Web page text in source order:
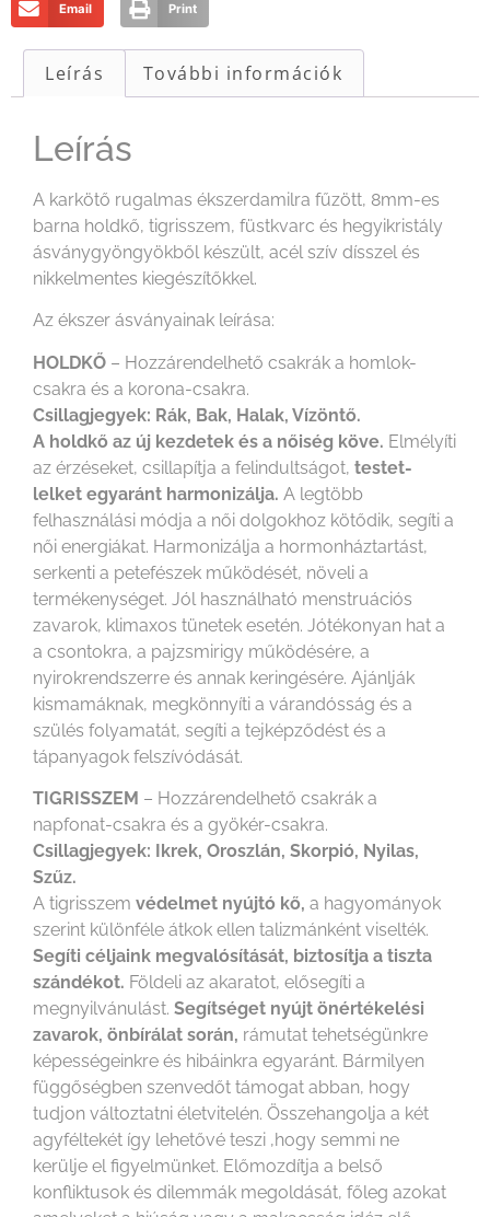
Email Print
Leírás További információk
Leírás
A karkötő rugalmas ékszerdamilra fűzött, 8mm-es
barna holdkő, tigrisszem, füstkvarc és hegyikristály
ásványgyöngyökből készült, acél szív dísszel és
nikkelmentes kiegészítőkkel.
Az ékszer ásványainak leírása:
HOLDKŐ – Hozzárendelhető csakrák a homlok-
csakra és a korona-csakra.
Csillagjegyek: Rák, Bak, Halak, Vízöntő.
A holdkő az új kezdetek és a nőiség köve. Elmélyíti
az érzéseket, csillapítja a felindultságot, testet-
lelket egyaránt harmonizálja. A legtöbb
felhasználási módja a női dolgokhoz kötődik, segíti a
női energiákat. Harmonizálja a hormonháztartást,
serkenti a petefészek működését, növeli a
termékenységet. Jól használható menstruációs
zavarok, klimaxos tünetek esetén. Jótékonyan hat a
a csontokra, a pajzsmirigy működésére, a
nyirokrendszerre és annak keringésére. Ajánlják
kismamáknak, megkönnyíti a várandósság és a
szülés folyamatát, segíti a tejképződést és a
tápanyagok felszívódását.
TIGRISSZEM – Hozzárendelhető csakrák a
napfonat-csakra és a gyökér-csakra.
Csillagjegyek: Ikrek, Oroszlán, Skorpió, Nyilas,
Szűz.
A tigrisszem védelmet nyújtó kő, a hagyományok
szerint különféle átkok ellen talizmánként viselték.
Segíti céljaink megvalósítását, biztosítja a tiszta
szándékot. Földeli az akaratot, elősegíti a
megnyilvánulást. Segítséget nyújt önértékelési
zavarok, önbírálat során, rámutat tehetségünkre
képességeinkre és hibáinkra egyaránt. Bármilyen
függőségben szenvedőt támogat abban, hogy
tudjon változtatni életvitelén. Összehangolja a két
agyféltekét így lehetővé teszi ,hogy semmi ne
kerülje el figyelmünket. Előmozdítja a belső
konfliktusok és dilemmák megoldását, főleg azokat